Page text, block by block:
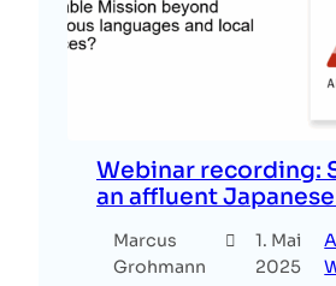
Webinar recording:
an affluent
Marcus
Grohmann
1. Mai
2025